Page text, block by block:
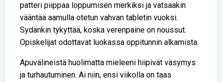
patteri piippaa loppumisen merkiksi ja vatsaakin
vääntää aamulla otetun vahvan tabletin vuoksi.
Sydänkin tykyttää, koska verenpaine on noussut.
Opiskelijat odottavat luokassa oppitunnin alkamista.
Apuvälineistä huolimatta mieleeni hiipivät väsymys
ja turhautuminen. Ai niin, ensi viikolla on taas